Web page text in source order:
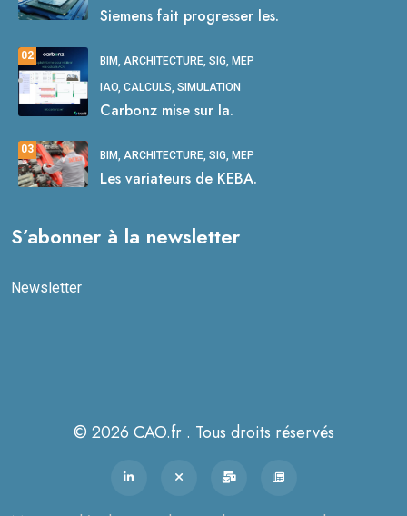
Siemens fait progresser les.
02 BIM, ARCHITECTURE, SIG, MEP
IAO, CALCULS, SIMULATION
Carbonz mise sur la.
03 BIM, ARCHITECTURE, SIG, MEP
Les variateurs de KEBA.
S’abonner à la newsletter
Newsletter
© 2026 CAO.fr . Tous droits réservés